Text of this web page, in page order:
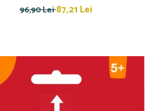
96,90 Lei87,21 Lei